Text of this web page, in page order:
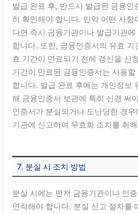
발급 완료 후, 반드시 발급된 금융인
히 확인해야 합니다. 만약 어떤 사항
다면 즉시 금융기관이나 발급기관
합니다. 또한, 금융인증서의 유효 기
효 기간이 만료되기 전에 갱신을 신
기간이 만료된 금융인증서는 사용
합니다. 발급 완료 후에는 개인정보
해 금융인증서 보관에 특히 신경 써
인증서가 분실되거나 도난당한 경
기관에 신고하여 무효화 조치를 취
7. 분실 시 조치 방법
분실 시에는 먼저 금융기관이나 인
연락해야 합니다. 분실 신고 절차를